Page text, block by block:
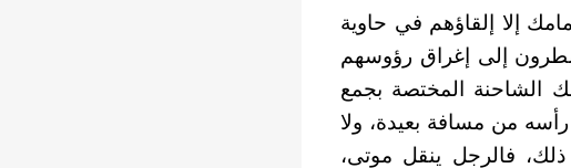
إلا إلقاؤهم في حاوية
إلى إغراق رؤوسهم
الشاحنة المختصة بجمع
رأسه من مسافة بعيدة، ولا
ذلك، فالرجل ينقل موتى،